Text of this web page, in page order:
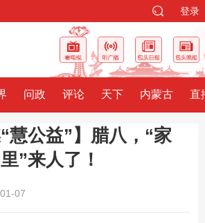
登录
问政 评论 天下 内蒙古 直
“慧公益”】腊八，“家
里”来人了！
07